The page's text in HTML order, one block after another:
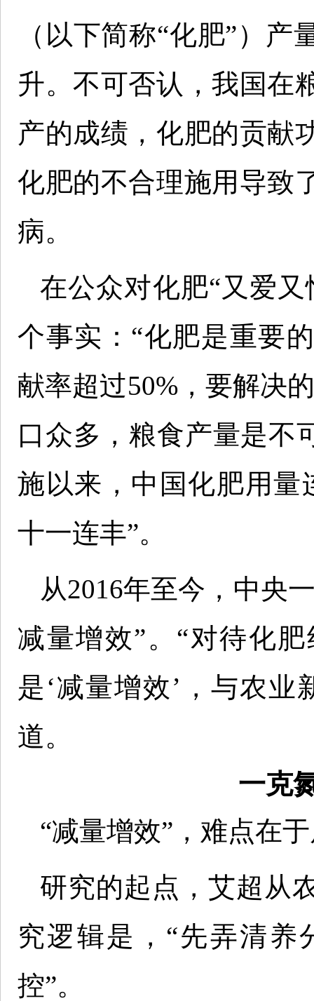
（以下简称“化肥”）
升。不可否认，我国在
产的成绩，化肥的贡献
化肥的不合理施用导致
病。
在公众对化肥“又爱
个事实：“化肥是重要
献率超过50%，要解决
口众多，粮食产量是不
施以来，中国化肥用量
十一连丰”。
从2016年至今，中央
减量增效”。“对待化
是‘减量增效’，与农
道。
一克
“减量增效”，难点在
研究的起点，艾超从
究逻辑是，“先弄清养
控”。